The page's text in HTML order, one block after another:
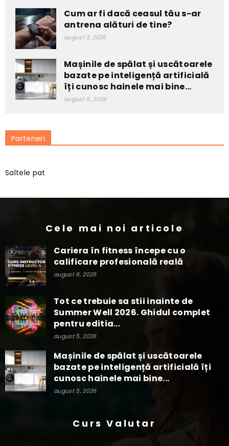
Cum ar fi dacă ceasul tău s-ar
antrena alături de tine?
august 3, 2026
Mașinile de spălat și uscătoarele
bazate pe inteligență artificială
îți cunosc hainele mai bine...
august 5, 2026
Parteneri
Saltele pat
Cele mai noi articole
Cariera în fitness începe cu o
calificare profesională reală
august 6, 2026
Tot ce trebuie sa stii inainte de
Summer Well 2026. Ghidul complet
pentru editia...
august 5, 2026
Mașinile de spălat și uscătoarele
bazate pe inteligență artificială îți
cunosc hainele mai bine...
august 5, 2026
Curs Valutar